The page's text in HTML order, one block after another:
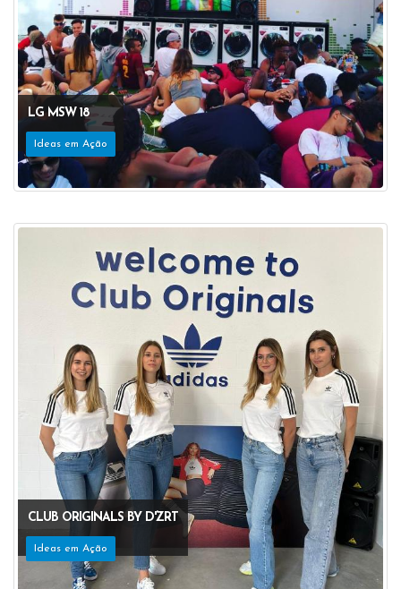
LG MSW 18
Ideas em Ação
CLUB ORIGINALS BY D'ZRT
Ideas em Ação